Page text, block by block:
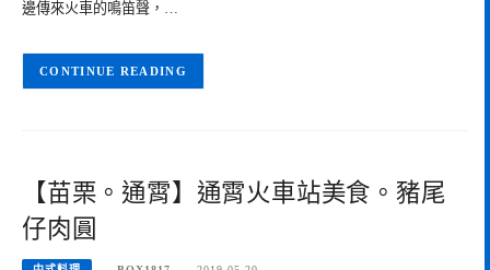
邊傳來火車的鳴笛聲，…
CONTINUE READING
【苗栗。通霄】通霄火車站美食。豬尾
仔肉圓